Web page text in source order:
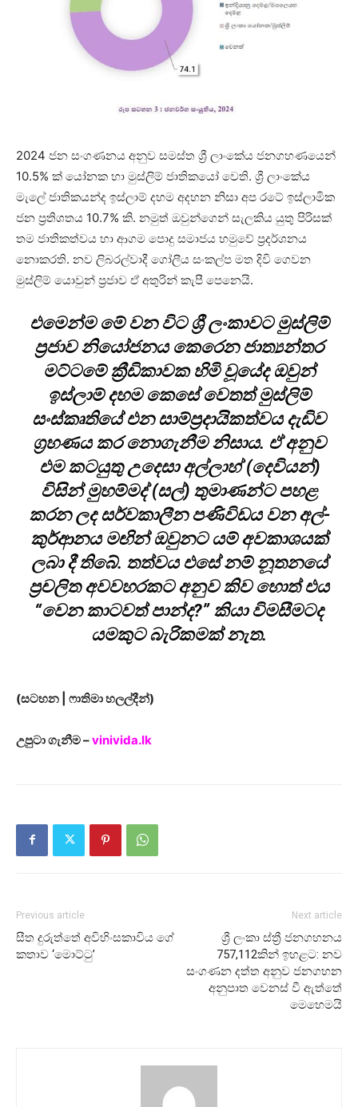
2024 ජන සංගණනය අනුව සමස්ත ශ්‍රී ලාංකේය ජනගහණයෙන්
10.5% ක් යෝනක හා මුස්ලිම් ජාතිකයෝ වෙති. ශ්‍රී ලාංකේය
මැලේ ජාතිකයන්ද ඉස්ලාම් දහම අදහන නිසා අප රටේ ඉස්ලාමික
ජන ප්‍රතිශතය 10.7% කි. නමුත් ඔවුන්ගෙන් සැලකිය යුතු පිරිසක්
තම ජාතිකත්වය හා ආගම පොදු සමාජය හමුවේ ප්‍රදර්ශනය
නොකරති. නව ලිබරල්වාදී ගෝලීය සංකල්ප මත දිවි ගෙවන
මුස්ලිම් යොවුන් ප්‍රජාව ඒ අතුරින් කැපී පෙනෙයි.
එමෙන්ම මේ වන විට ශ්‍රී ලංකාවට මුස්ලිම්
ප්‍රජාව නියෝජනය කෙරෙන ජාත්‍යන්තර
මට්ටමේ ක්‍රීඩිකාවක හිමි වූයේද ඔවුන්
ඉස්ලාම් දහම කෙසේ වෙතත් මුස්ලිම්
සංස්කෘතියේ එන සාම්ප්‍රදායිකත්වය දැඩිව
ග්‍රහණය කර නොගැනීම නිසාය. ඒ අනුව
එම කටයුතු උදෙසා අල්ලාහ් (දෙවියන්)
විසින් මුහම්මද් (සල්) තුමාණන්ට පහළ
කරන ලද සර්වකාලීන පණිවිඩය වන අල්-
කුර්ආනය මඟින් ඔවුනට යම් අවකාශයක්
ලබා දී තිබේ. තත්වය එසේ නම් නූතනයේ
ප්‍රචලිත අවවහරකට අනුව කිව හොත් එය
“වෙන කාටවත් පාන්ද?” කියා විමසීමටද
යමකුට බැරිකමක් නැත.
(සටහන | ෆාතිමා හලල්දීන්)
උපුටා ගැනීම –vinivida.lk
Previous article
සීත දුරුත්තේ අවිහිංසකාවිය ගේ
කතාව ‘මොට්ටු’
Next article
ශ්‍රී ලංකා ස්ත්‍රී ජනගහනය
757,112කින් ඉහළට: නව
සංගණන දත්ත අනුව ජනගහන
අනුපාත වෙනස් වී ඇත්තේ
මෙහෙමයි